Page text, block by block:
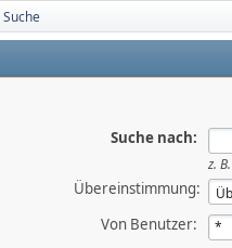
Suche
Suche nach:
z. B.
Übereinstimmung:
Von Benutzer: